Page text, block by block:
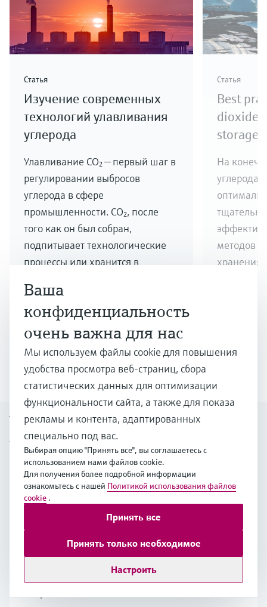
Статья
Изучение современных
технологий улавливания
углерода
Улавливание CO₂ — первый шаг в
регулировании выбросов
углерода в сфере
промышленности. CO₂, после
того как он был собран,
подпитывает технологические
процессы или хранится в
что способствует устойчивому
экологическому изменению
Статья
Best
dioxide
storage
На
углерода
методов
хранения
1/5
Узнайте больше об
устойчивом развитии
Основа для декарбонизации
промышленности
узнайте, как изменение климата и новые
правила подталкивают производство к
достижению чистого нулевого уровня
Ваша
конфиденциальность
очень важна для нас
Мы используем файлы cookie для повышения
удобства просмотра веб-страниц, сбора
статистических данных для оптимизации
функциональности сайта, а также для показа
рекламы и контента, адаптированных
специально под вас.
Выбирая опцию "Принять все", вы соглашаетесь с
использованием нами файлов cookie.
Для получения более подробной информации
ознакомьтесь с нашей Политикой использования файлов
cookie .
Настроить
Принять только необходимое
Принять все